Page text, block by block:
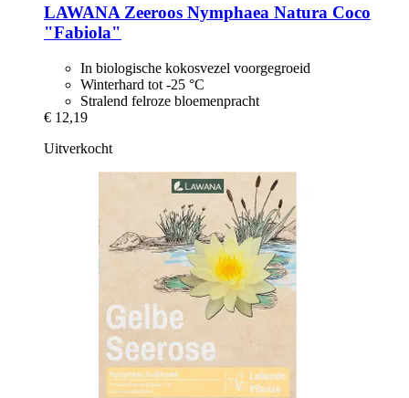
LAWANA Zeeroos Nymphaea Natura Coco
"Fabiola"
In biologische kokosvezel voorgegroeid
Winterhard tot -25 °C
Stralend felroze bloemenpracht
€ 12,19
Uitverkocht